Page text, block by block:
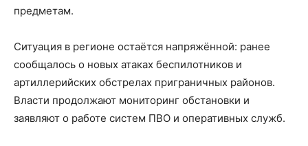
предметам.
Ситуация в регионе остаётся напряжённой: ранее
сообщалось о новых атаках беспилотников и
артиллерийских обстрелах приграничных районов.
Власти продолжают мониторинг обстановки и
заявляют о работе систем ПВО и оперативных служб.